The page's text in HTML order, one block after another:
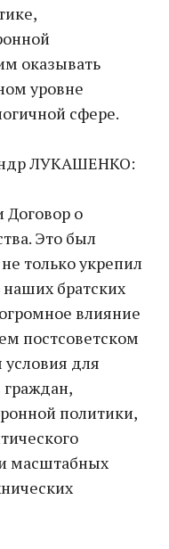
оказывать
уровне
сфере.
ЛУКАШЕНКО:
Договор о
Это был
только укрепил
наших братских
влияние
постсоветском
для
граждан,
политики,
масштабных